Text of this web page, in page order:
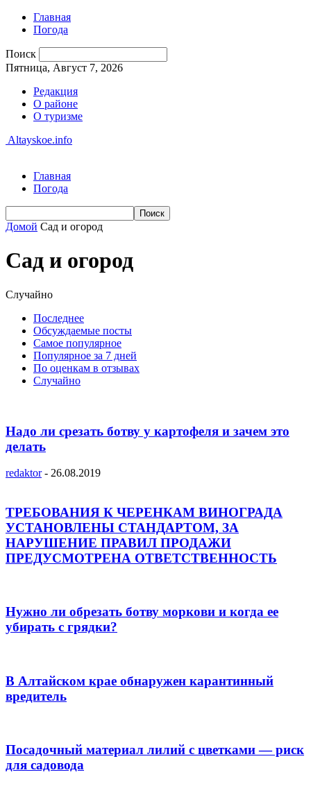
Главная
Погода
Поиск
Пятница, Август 7, 2026
Редакция
О районе
О туризме
Altayskoe.info
Главная
Погода
Домой Сад и огород
Сад и огород
Случайно
Последнее
Обсуждаемые посты
Самое популярное
Популярное за 7 дней
По оценкам в отзывах
Случайно
Надо ли срезать ботву у картофеля и зачем это
делать
redaktor - 26.08.2019
ТРЕБОВАНИЯ К ЧЕРЕНКАМ ВИНОГРАДА
УСТАНОВЛЕНЫ СТАНДАРТОМ, ЗА
НАРУШЕНИЕ ПРАВИЛ ПРОДАЖИ
ПРЕДУСМОТРЕНА ОТВЕТСТВЕННОСТЬ
Нужно ли обрезать ботву моркови и когда ее
убирать с грядки?
В Алтайском крае обнаружен карантинный
вредитель
Посадочный материал лилий с цветками — риск
для садовода